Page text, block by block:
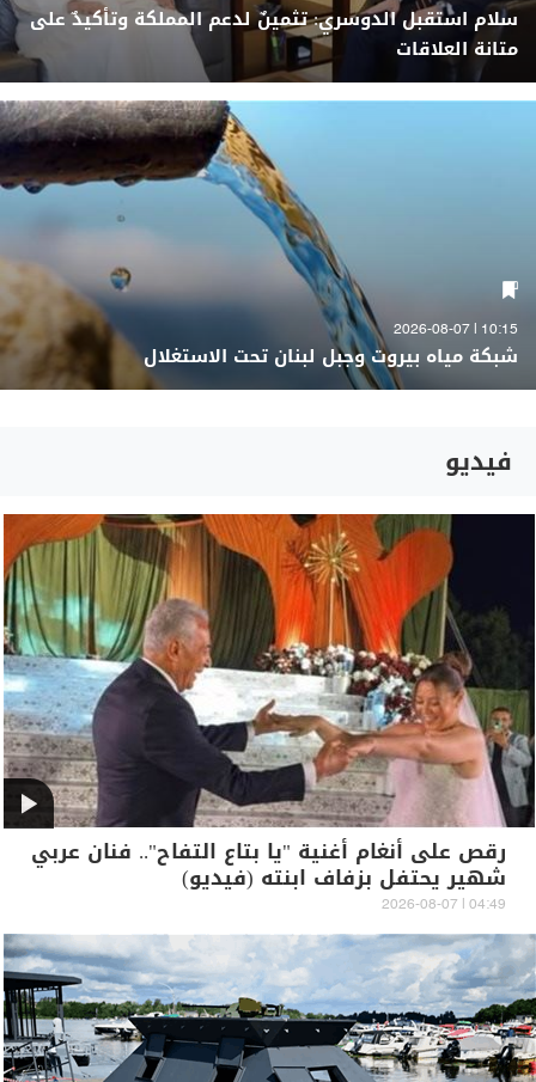
سلام استقبل الدوسري: تثمينٌ لدعم المملكة وتأكيدٌ على
متانة العلاقات
10:15 | 2026-08-07
شبكة مياه بيروت وجبل لبنان تحت الاستغلال
فيديو
رقص على أنغام أغنية "يا بتاع التفاح".. فنان عربي
شهير يحتفل بزفاف ابنته (فيديو)
04:49 | 2026-08-07